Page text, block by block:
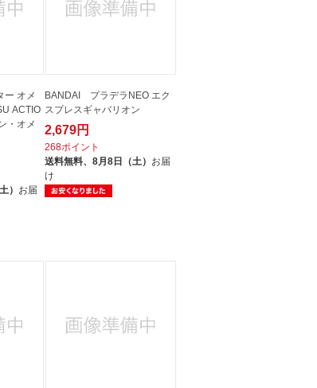
オメ
ACTIO
・オメ
） お届
BANDAI プラデラNEO エク
スプレスギャバリオン
2,679円
268ポイント
送料無料、 8月8日（土） お届
け